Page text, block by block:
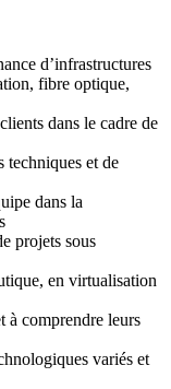
d’infrastructures
fibre optique,
dans le cadre de
techniques et de
dans la
projets sous
en virtualisation
à comprendre leurs
variés et